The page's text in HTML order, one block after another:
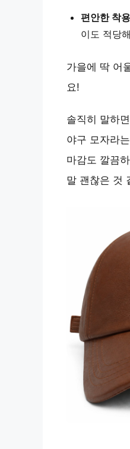
편안한 착
이도 적당
가을에 딱 어
요!
솔직히 말하
야구 모자라
마감도 깔끔
말 괜찮은 것